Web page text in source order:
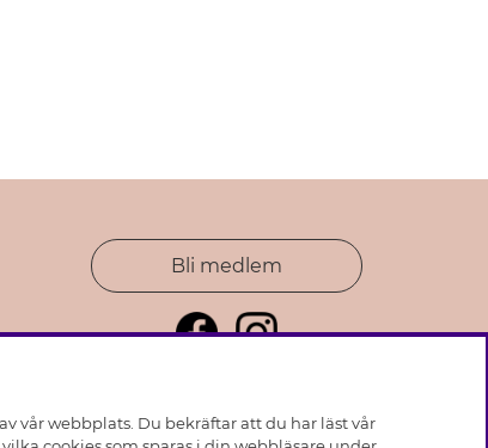
Bli medlem
vår webbplats. Du bekräftar att du har läst vår